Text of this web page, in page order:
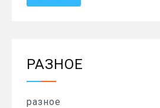
РАЗНОЕ
разное